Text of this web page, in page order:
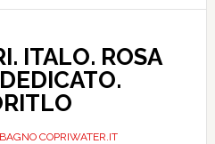
ITALO. ROSA
COPRIWATER.IT